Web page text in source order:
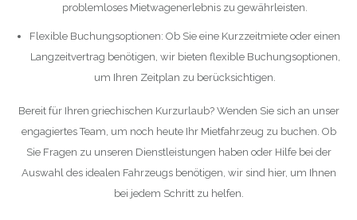
problemloses Mietwagenerlebnis zu gewährleisten.
Flexible Buchungsoptionen: Ob Sie eine Kurzzeitmiete oder einen
Langzeitvertrag benötigen, wir bieten flexible Buchungsoptionen,
um Ihren Zeitplan zu berücksichtigen.
Bereit für Ihren griechischen Kurzurlaub? Wenden Sie sich an unser
engagiertes Team, um noch heute Ihr Mietfahrzeug zu buchen. Ob
Sie Fragen zu unseren Dienstleistungen haben oder Hilfe bei der
Auswahl des idealen Fahrzeugs benötigen, wir sind hier, um Ihnen
bei jedem Schritt zu helfen.